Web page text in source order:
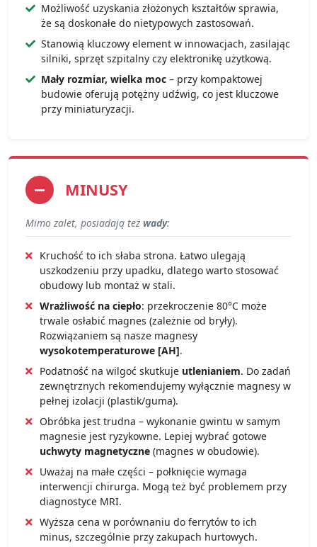
Możliwość uzyskania złożonych kształtów sprawia,
że są doskonałe do nietypowych zastosowań.
Stanowią kluczowy element w innowacjach, zasilając
silniki, sprzęt szpitalny czy elektronikę użytkową.
Mały rozmiar, wielka moc – przy kompaktowej
budowie oferują potężny udźwig, co jest kluczowe
przy miniaturyzacji.
MINUSY
Mimo zalet, posiadają też wady:
Kruchość to ich słaba strona. Łatwo ulegają
uszkodzeniu przy upadku, dlatego warto stosować
obudowy lub montaż w stali.
Wrażliwość na ciepło: przekroczenie 80°C może
trwale osłabić magnes (zależnie od bryły).
Rozwiązaniem są nasze magnesy
wysokotemperaturowe [AH].
Podatność na wilgoć skutkuje utlenianiem. Do zadań
zewnętrznych rekomendujemy wyłącznie magnesy w
pełnej izolacji (plastik/guma).
Obróbka jest trudna – wykonanie gwintu w samym
magnesie jest ryzykowne. Lepiej wybrać gotowe
uchwyty magnetyczne (magnes w obudowie).
Uważaj na małe części – połknięcie wymaga
interwencji chirurga. Mogą też być problemem przy
diagnostyce MRI.
Wyższa cena w porównaniu do ferrytów to ich
minus, szczególnie przy zakupach hurtowych.